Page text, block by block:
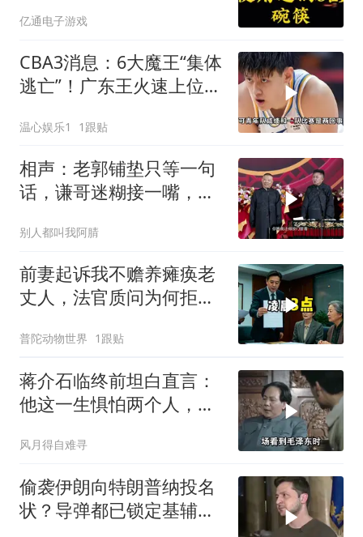
亿通电子游戏
CBA3消息：6大魔王“集体
逃亡”！广东王火速上位，
温心娱乐1 1跟贴
相声：老郭铺垫只等一句
话，谦哥迷糊接一嘴，包
别人都叫我阿腈
前妻起诉我不赡养瘫痪老
丈人，法官质问为何拒不
普陀动物世界 1跟贴
蒋介石临终前坦白直言：
他这一生惧怕两个人，却
风月得自难寻
偷袭伊朗向特朗普纳投名
状？导弹都已锁定基辅才